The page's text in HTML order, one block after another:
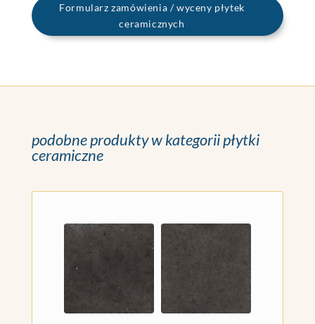
Formularz zamówienia / wyceny płytek
ceramicznych
podobne produkty w kategorii płytki
ceramiczne